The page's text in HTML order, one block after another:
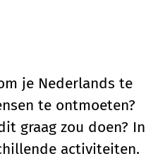
je Nederlands te
te ontmoeten?
graag zou doen? In
activiteiten.